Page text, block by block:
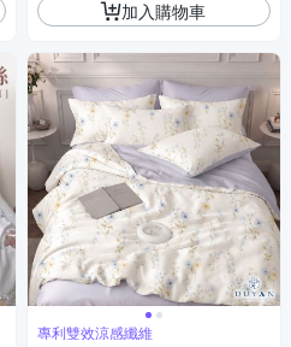
加入購物車
專利雙效涼感纖維